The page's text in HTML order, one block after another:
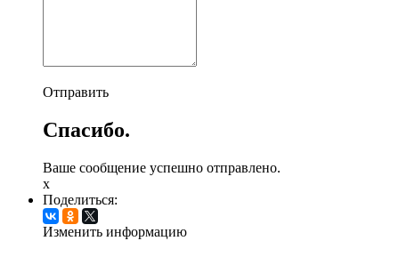
Отправить
Спасибо.
Ваше сообщение успешно отправлено.
x
Поделиться:
Изменить информацию